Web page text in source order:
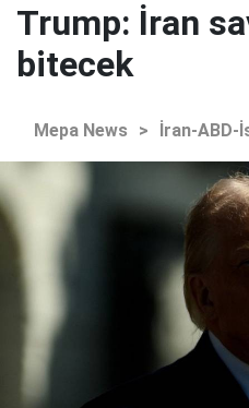
Trump: İran
bitecek
Mepa News > İran-ABD-